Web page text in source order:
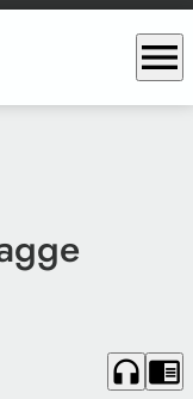
menu
headphones chrome_reader_mode